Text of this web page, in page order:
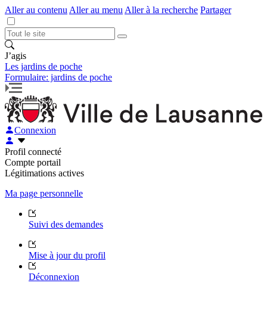
Aller au contenu Aller au menu Aller à la recherche Partager
J’agis
Les jardins de poche
Formulaire: jardins de poche
Connexion
Profil connecté
Compte portail
Légitimations actives
Ma page personnelle
Suivi des demandes
Mise à jour du profil
Déconnexion